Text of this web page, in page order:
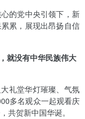
的党中央引领下，新
累，展现出昂扬自信
就没有中华民族伟大
礼堂华灯璀璨、气氛
多名观众一起观看庆
共贺新中国华诞。